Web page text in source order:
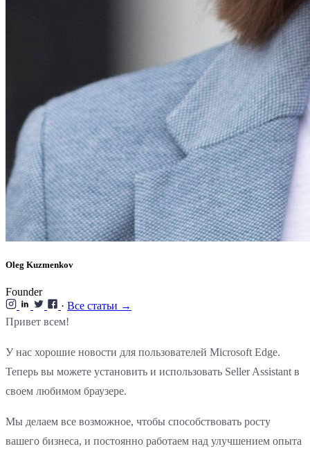
Oleg Kuzmenkov
Founder
· Все статьи →
Привет всем!
У нас хорошие новости для пользователей Microsoft Edge.
Теперь вы можете установить и использовать Seller Assistant в
своем любимом браузере.
Мы делаем все возможное, чтобы способствовать росту
вашего бизнеса, и постоянно работаем над улучшением опыта